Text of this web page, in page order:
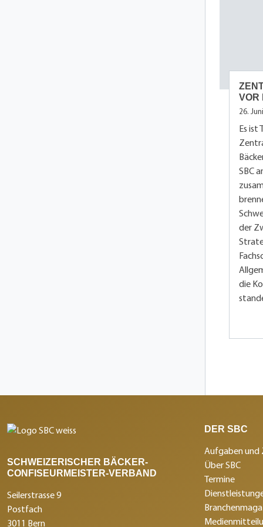
VOR
26.
Es ist
SBC
der
die
SCHWEIZERISCHER BÄCKER-
CONFISEURMEISTER-VERBAND
Seilerstrasse 9
Postfach
3011 Bern
DER SBC
Aufgaben und
Über SBC
Termine